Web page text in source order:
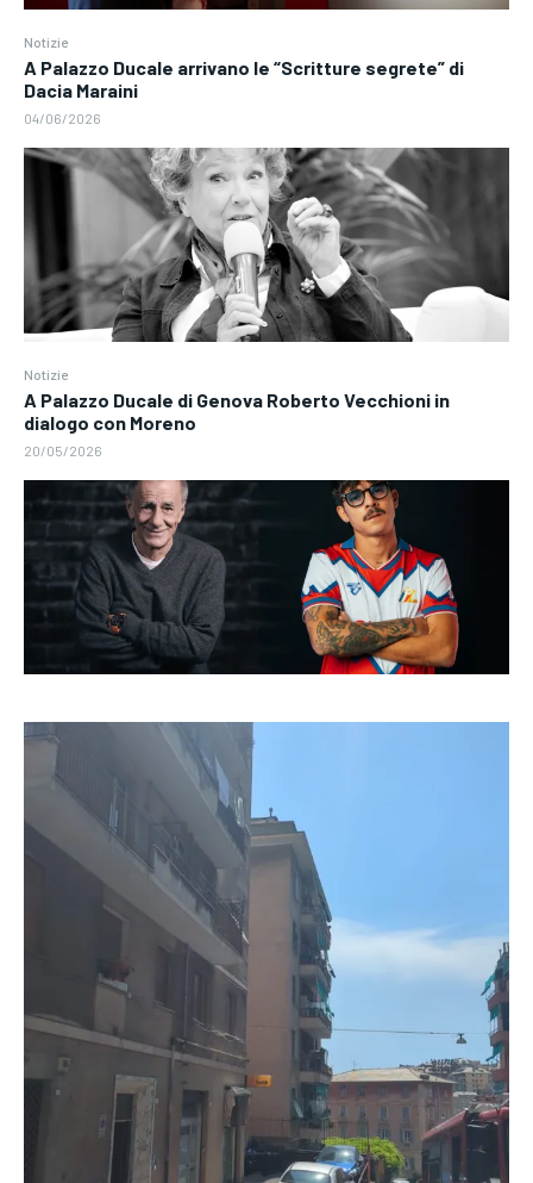
Notizie
A Palazzo Ducale arrivano le “Scritture segrete” di
Dacia Maraini
04/06/2026
Notizie
A Palazzo Ducale di Genova Roberto Vecchioni in
dialogo con Moreno
20/05/2026